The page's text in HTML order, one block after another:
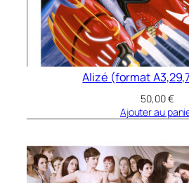
Alizé (format
50,00€
Ajouter au